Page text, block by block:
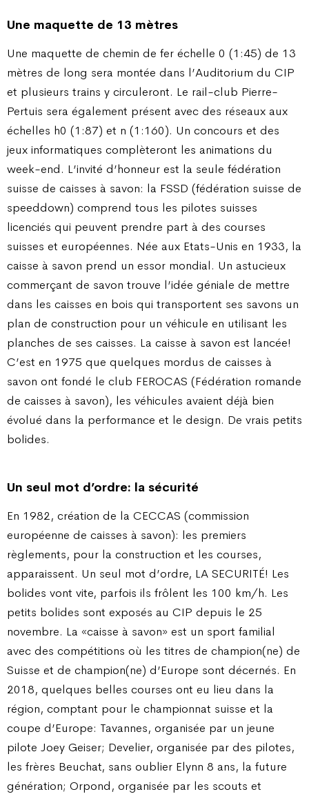
Une maquette de 13 mètres
Une maquette de chemin de fer échelle 0 (1:45) de 13
mètres de long sera montée dans l’Auditorium du CIP
et plusieurs trains y circuleront. Le rail-club Pierre-
Pertuis sera également présent avec des réseaux aux
échelles h0 (1:87) et n (1:160). Un concours et des
jeux informatiques complèteront les animations du
week-end. L’invité d’honneur est la seule fédération
suisse de caisses à savon: la FSSD (fédération suisse de
speeddown) comprend tous les pilotes suisses
licenciés qui peuvent prendre part à des courses
suisses et européennes. Née aux Etats-Unis en 1933, la
caisse à savon prend un essor mondial. Un astucieux
commerçant de savon trouve l’idée géniale de mettre
dans les caisses en bois qui transportent ses savons un
plan de construction pour un véhicule en utilisant les
planches de ses caisses. La caisse à savon est lancée!
C’est en 1975 que quelques mordus de caisses à
savon ont fondé le club FEROCAS (Fédération romande
de caisses à savon), les véhicules avaient déjà bien
évolué dans la performance et le design. De vrais petits
bolides.
Un seul mot d’ordre: la sécurité
En 1982, création de la CECCAS (commission
européenne de caisses à savon): les premiers
règlements, pour la construction et les courses,
apparaissent. Un seul mot d’ordre, LA SECURITÉ! Les
bolides vont vite, parfois ils frôlent les 100 km/h. Les
petits bolides sont exposés au CIP depuis le 25
novembre. La «caisse à savon» est un sport familial
avec des compétitions où les titres de champion(ne) de
Suisse et de champion(ne) d’Europe sont décernés. En
2018, quelques belles courses ont eu lieu dans la
région, comptant pour le championnat suisse et la
coupe d’Europe: Tavannes, organisée par un jeune
pilote Joey Geiser; Develier, organisée par des pilotes,
les frères Beuchat, sans oublier Elynn 8 ans, la future
génération; Orpond, organisée par les scouts et